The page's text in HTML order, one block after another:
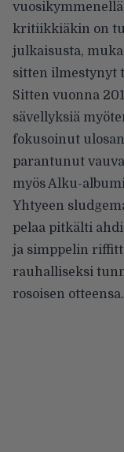
kritiikkiäkin on
julkaisusta,
sitten ilmestynyt
Sitten vuonna
sävellyksiä
fokusoinut
parantunut
myös Alku-
Yhtyeen
pelaa pitkälti
ja simppelin
rauhalliseksi
rosoisen otteensa.